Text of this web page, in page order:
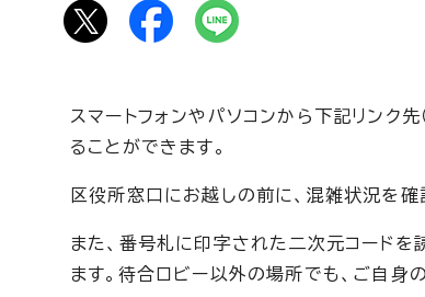
スマートフォンやパソコンから下記リンク
ることができます。
区役所窓口にお越しの前に、混雑状況を
また、番号札に印字された二次元コードを
ます。待合ロビー以外の場所でも、ご自身